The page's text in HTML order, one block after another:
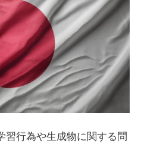
習行為や生成物に関する問